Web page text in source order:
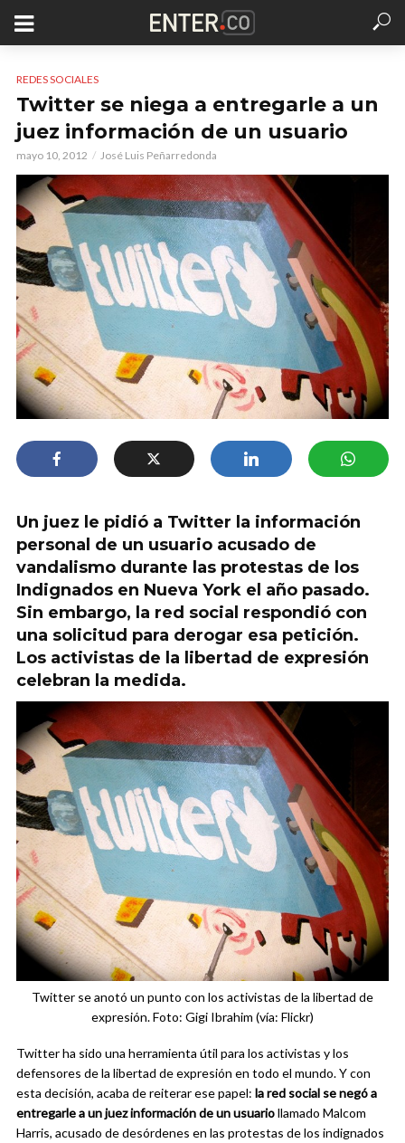
REDES SOCIALES
Twitter se niega a entregarle a un
juez información de un usuario
mayo 10, 2012 José Luis Peñarredonda
Un juez le pidió a Twitter la información
personal de un usuario acusado de
vandalismo durante las protestas de los
Indignados en Nueva York el año pasado.
Sin embargo, la red social respondió con
una solicitud para derogar esa petición.
Los activistas de la libertad de expresión
celebran la medida.
Twitter se anotó un punto con los activistas de la libertad de
expresión. Foto: Gigi Ibrahim (vía: Flickr)
Twitter ha sido una herramienta útil para los activistas y los
defensores de la libertad de expresión en todo el mundo. Y con
esta decisión, acaba de reiterar ese papel: la red social se negó a
entregarle a un juez información de un usuariollamado Malcom
Harris, acusado de desórdenes en las protestas de los indignados